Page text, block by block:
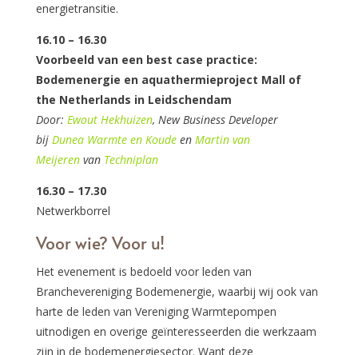
energietransitie.
16.10 – 16.30
Voorbeeld van een best case practice:
Bodemenergie en aquathermieproject Mall of
the Netherlands in Leidschendam
Door: Ewout Hekhuizen, New Business Developer
bij Dunea Warmte en Koudeen Martin van
Meijerenvan Techniplan
16.30 – 17.30
Netwerkborrel
Voor wie? Voor u!
Het evenement is bedoeld voor leden van
Branchevereniging Bodemenergie, waarbij wij ook van
harte de leden van Vereniging Warmtepompen
uitnodigen en overige geïnteresseerden die werkzaam
zijn in de bodemenergiesector. Want deze